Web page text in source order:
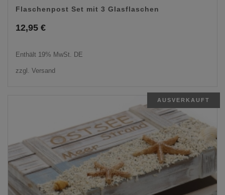
Flaschenpost Set mit 3 Glasflaschen
12,95 €
Enthält 19% MwSt. DE
zzgl. Versand
AUSVERKAUFT